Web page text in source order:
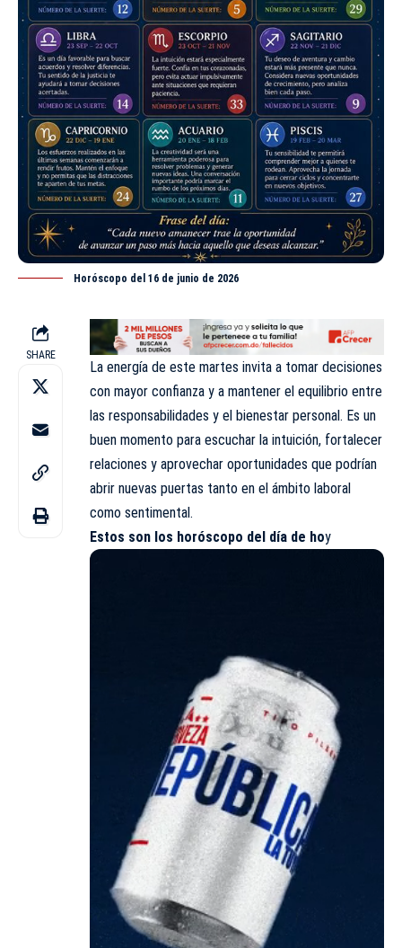
Horóscopo del 16 de junio de 2026
SHARE
La energía de este martes invita a tomar decisiones
con mayor confianza y a mantener el equilibrio entre
las responsabilidades y el bienestar personal. Es un
buen momento para escuchar la intuición, fortalecer
relaciones y aprovechar oportunidades que podrían
abrir nuevas puertas tanto en el ámbito laboral
como sentimental.
Estos son los horóscopo del día de hoy